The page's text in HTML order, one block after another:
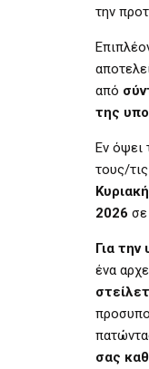
την
από
της
Εν όψει
τους/
2026
Για
ένα
σας